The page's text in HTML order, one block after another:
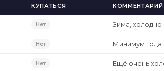
КУПАТЬСЯ КОММЕНТАРИЙ
Нет Зима, холодно
Нет Минимум года
Нет Ещё очень